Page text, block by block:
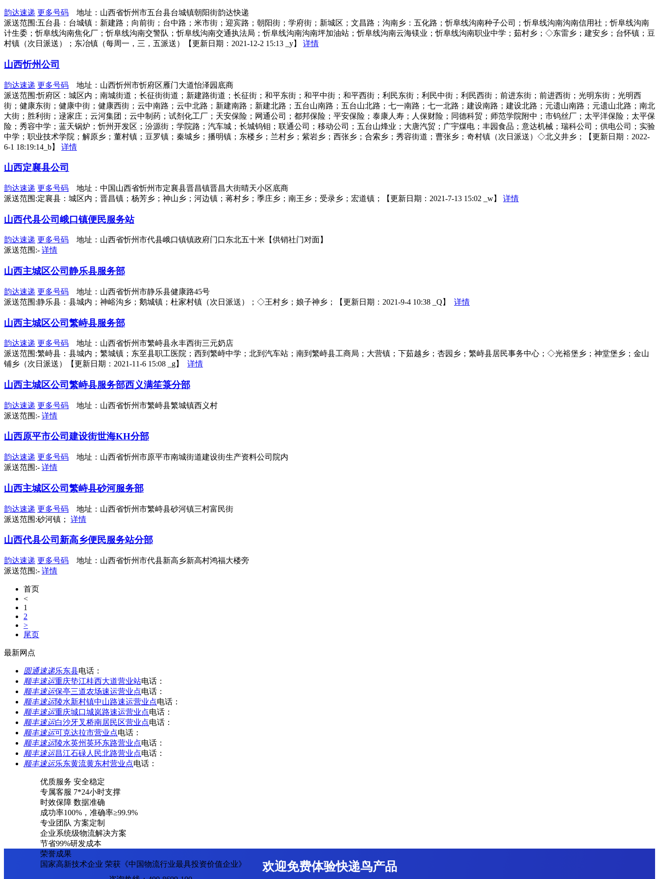
韵达速递 更多号码 地址：山西省忻州市五台县台城镇朝阳街韵达快递
派送范围:五台县：台城镇：新建路；向前街；台中路；米市街；迎宾路；朝阳街；学府街；新城区；文昌路；沟南乡：五化路；忻阜线沟南种子公司；忻阜线沟南沟南信用社；忻阜线沟南
计生委；忻阜线沟南焦化厂；忻阜线沟南交警队；忻阜线沟南交通执法局；忻阜线沟南沟南坪加油站；忻阜线沟南云海镁业；忻阜线沟南职业中学；茹村乡；◇东雷乡；建安乡；台怀镇；豆
村镇（次日派送）；东冶镇（每周一，三，五派送）【更新日期：2021-12-2 15:13 _y】 详情
山西忻州公司
韵达速递 更多号码 地址：山西忻州市忻府区雁门大道怡泽园底商
派送范围:忻府区：城区内；南城街道；长征街街道；新建路街道；长征街；和平东街；和平中街；和平西街；利民东街；利民中街；利民西街；前进东街；前进西街；光明东街；光明西
街；健康东街；健康中街；健康西街；云中南路；云中北路；新建南路；新建北路；五台山南路；五台山北路；七一南路；七一北路；建设南路；建设北路；元遗山南路；元遗山北路；南北
大街；胜利街；逯家庄；云河集团；云中制药；试剂化工厂；天安保险；网通公司；都邦保险；平安保险；泰康人寿；人保财险；同德科贸；师范学院附中；市钨丝厂；太平洋保险；太平保
险；秀容中学；蓝天锅炉；忻州开发区；汾源街；学院路；汽车城；长城钨钼；联通公司；移动公司；五台山烽业；大唐汽贸；广宇煤电；丰园食品；意达机械；瑞科公司；供电公司；实验
中学；职业技术学院；解原乡；董村镇；豆罗镇；秦城乡；播明镇；东楼乡；兰村乡；紫岩乡；西张乡；合索乡；秀容街道；曹张乡；奇村镇（次日派送）◇北义井乡；【更新日期：2022-
6-1 18:19:14_b】 详情
山西定襄县公司
韵达速递 更多号码 地址：中国山西省忻州市定襄县晋昌镇晋昌大街晴天小区底商
派送范围:定襄县：城区内；晋昌镇；杨芳乡；神山乡；河边镇；蒋村乡；季庄乡；南王乡；受录乡；宏道镇；【更新日期：2021-7-13 15:02 _w】 详情
山西代县公司峨口镇便民服务站
韵达速递 更多号码 地址：山西省忻州市代县峨口镇镇政府门口东北五十米【供销社门对面】
派送范围:- 详情
山西主城区公司静乐县服务部
韵达速递 更多号码 地址：山西省忻州市静乐县健康路45号
派送范围:静乐县：县城内；神峪沟乡；鹅城镇；杜家村镇（次日派送）；◇王村乡；娘子神乡；【更新日期：2021-9-4 10:38 _Q】 详情
山西主城区公司繁峙县服务部
韵达速递 更多号码 地址：山西省忻州市繁峙县永丰西街三元奶店
派送范围:繁峙县：县城内；繁城镇；东至县职工医院；西到繁峙中学；北到汽车站；南到繁峙县工商局；大营镇；下茹越乡；杏园乡；繁峙县居民事务中心；◇光裕堡乡；神堂堡乡；金山
铺乡（次日派送）【更新日期：2021-11-6 15:08 _g】 详情
山西主城区公司繁峙县服务部西义满笙箓分部
韵达速递 更多号码 地址：山西省忻州市繁峙县繁城镇西义村
派送范围:- 详情
山西原平市公司建设街世海KH分部
韵达速递 更多号码 地址：山西省忻州市原平市南城街道建设街生产资料公司院内
派送范围:- 详情
山西主城区公司繁峙县砂河服务部
韵达速递 更多号码 地址：山西省忻州市繁峙县砂河镇三村富民街
派送范围:砂河镇； 详情
山西代县公司新高乡便民服务站分部
韵达速递 更多号码 地址：山西省忻州市代县新高乡新高村鸿福大楼旁
派送范围:- 详情
首页
<
1
2
>
尾页
最新网点
圆通速递乐东县电话：
顺丰速运重庆垫江桂西大道营业站电话：
顺丰速运保亭三道农场速运营业点电话：
顺丰速运陵水新村镇中山路速运营业点电话：
顺丰速运重庆城口城岚路速运营业点电话：
顺丰速运白沙牙叉桥南居民区营业点电话：
顺丰速运可克达拉市营业点电话：
顺丰速运陵水英州英环东路营业点电话：
顺丰速运昌江石碌人民北路营业点电话：
顺丰速运乐东黄流黄东村营业点电话：
优质服务 安全稳定
专属客服 7*24小时支撑
时效保障 数据准确
成功率100%，准确率≥99.9%
专业团队 方案定制
企业系统级物流解决方案
节省99%研发成本
荣誉成果
国家高新技术企业 荣获《中国物流行业最具投资价值企业》
欢迎免费体验快递鸟产品